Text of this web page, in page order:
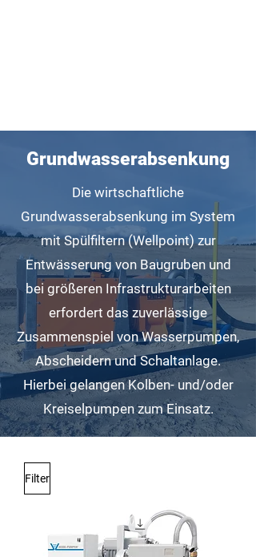
Grundwasserabsenkung
Die wirtschaftliche
Grundwasserabsenkung im System
mit Spülfiltern (Wellpoint) zur
Entwässerung von Baugruben und
bei größeren Infrastrukturarbeiten
erfordert das zuverlässige
Zusammenspiel von Wasserpumpen,
Abscheidern und Schaltanlage.
Hierbei gelangen Kolben- und/oder
Kreiselpumpen zum Einsatz.
Filter